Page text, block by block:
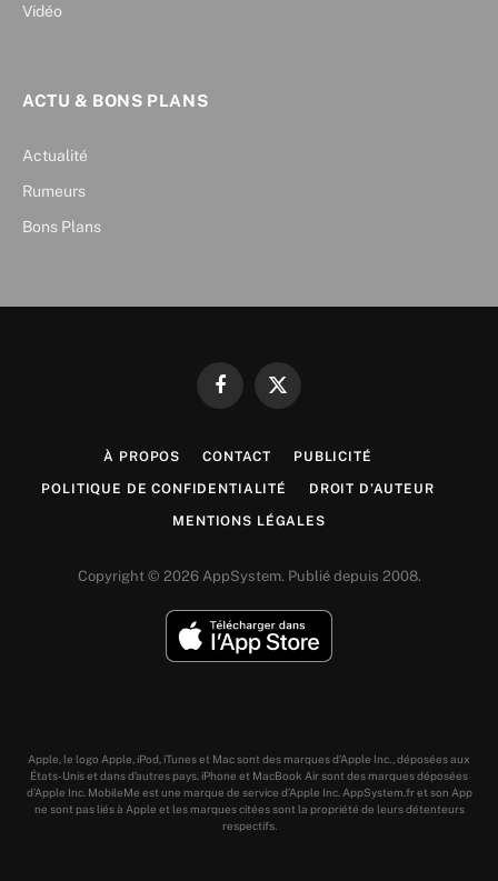
Vidéo
ACTU & BONS PLANS
Actualité
Rumeurs
Bons Plans
FacebookX
À PROPOS CONTACT PUBLICITÉ
POLITIQUE DE CONFIDENTIALITÉ DROIT D’AUTEUR
MENTIONS LÉGALES
Copyright © 2026 AppSystem. Publié depuis 2008.
Apple, le logo Apple, iPod, iTunes et Mac sont des marques d’Apple Inc., déposées aux
États-Unis et dans d’autres pays. iPhone et MacBook Air sont des marques déposées
d’Apple Inc. MobileMe est une marque de service d’Apple Inc. AppSystem.fr et son App
ne sont pas liés à Apple et les marques citées sont la propriété de leurs détenteurs
respectifs.